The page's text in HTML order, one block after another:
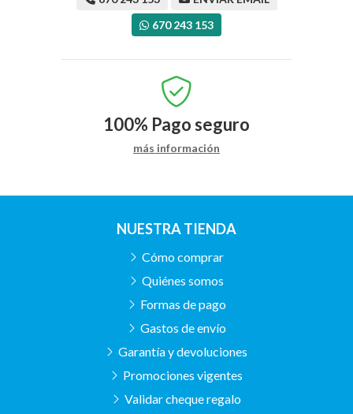
670 243 153
100% Pago seguro
más información
NUESTRA TIENDA
Cómo comprar
Quiénes somos
Formas de pago
Gastos de envío
Garantía y devoluciones
Promociones vigentes
Validar cheque regalo